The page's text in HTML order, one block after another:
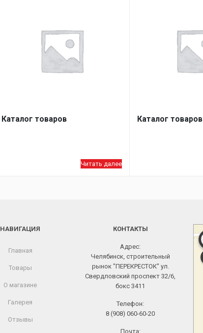
Каталог товаров
Читать далее
Каталог товаров
НАВИГАЦИЯ
Главная
Товары
О магазине
Галерея
Отзывы
КОНТАКТЫ
Адрес:
Челябинск, строительный
рынок "ПЕРЕКРЕСТОК" ул.
Свердловский проспект 32/6,
бокс 3411
Телефон:
8 (908) 060-60-20
Почта: